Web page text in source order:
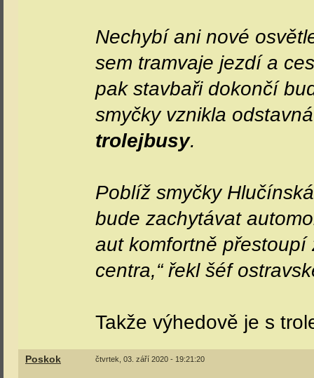
Nechybí ani nové
sem tramvaje jezdí a
pak stavbaři dokončí
smyčky vznikla
trolejbusy.
Poblíž smyčky
bude zachytávat
aut komfortně
centra,“ řekl šéf
Takže výhedově je s
Poskok čtvrtek, 03. září 2020 - 19:21:20